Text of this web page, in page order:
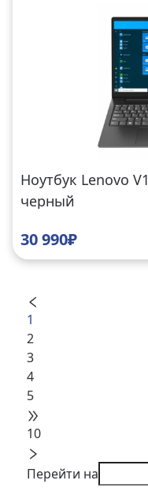
Ноутбук Lenovo
черный
30 990₽
1
2
3
4
5
10
Перейти на